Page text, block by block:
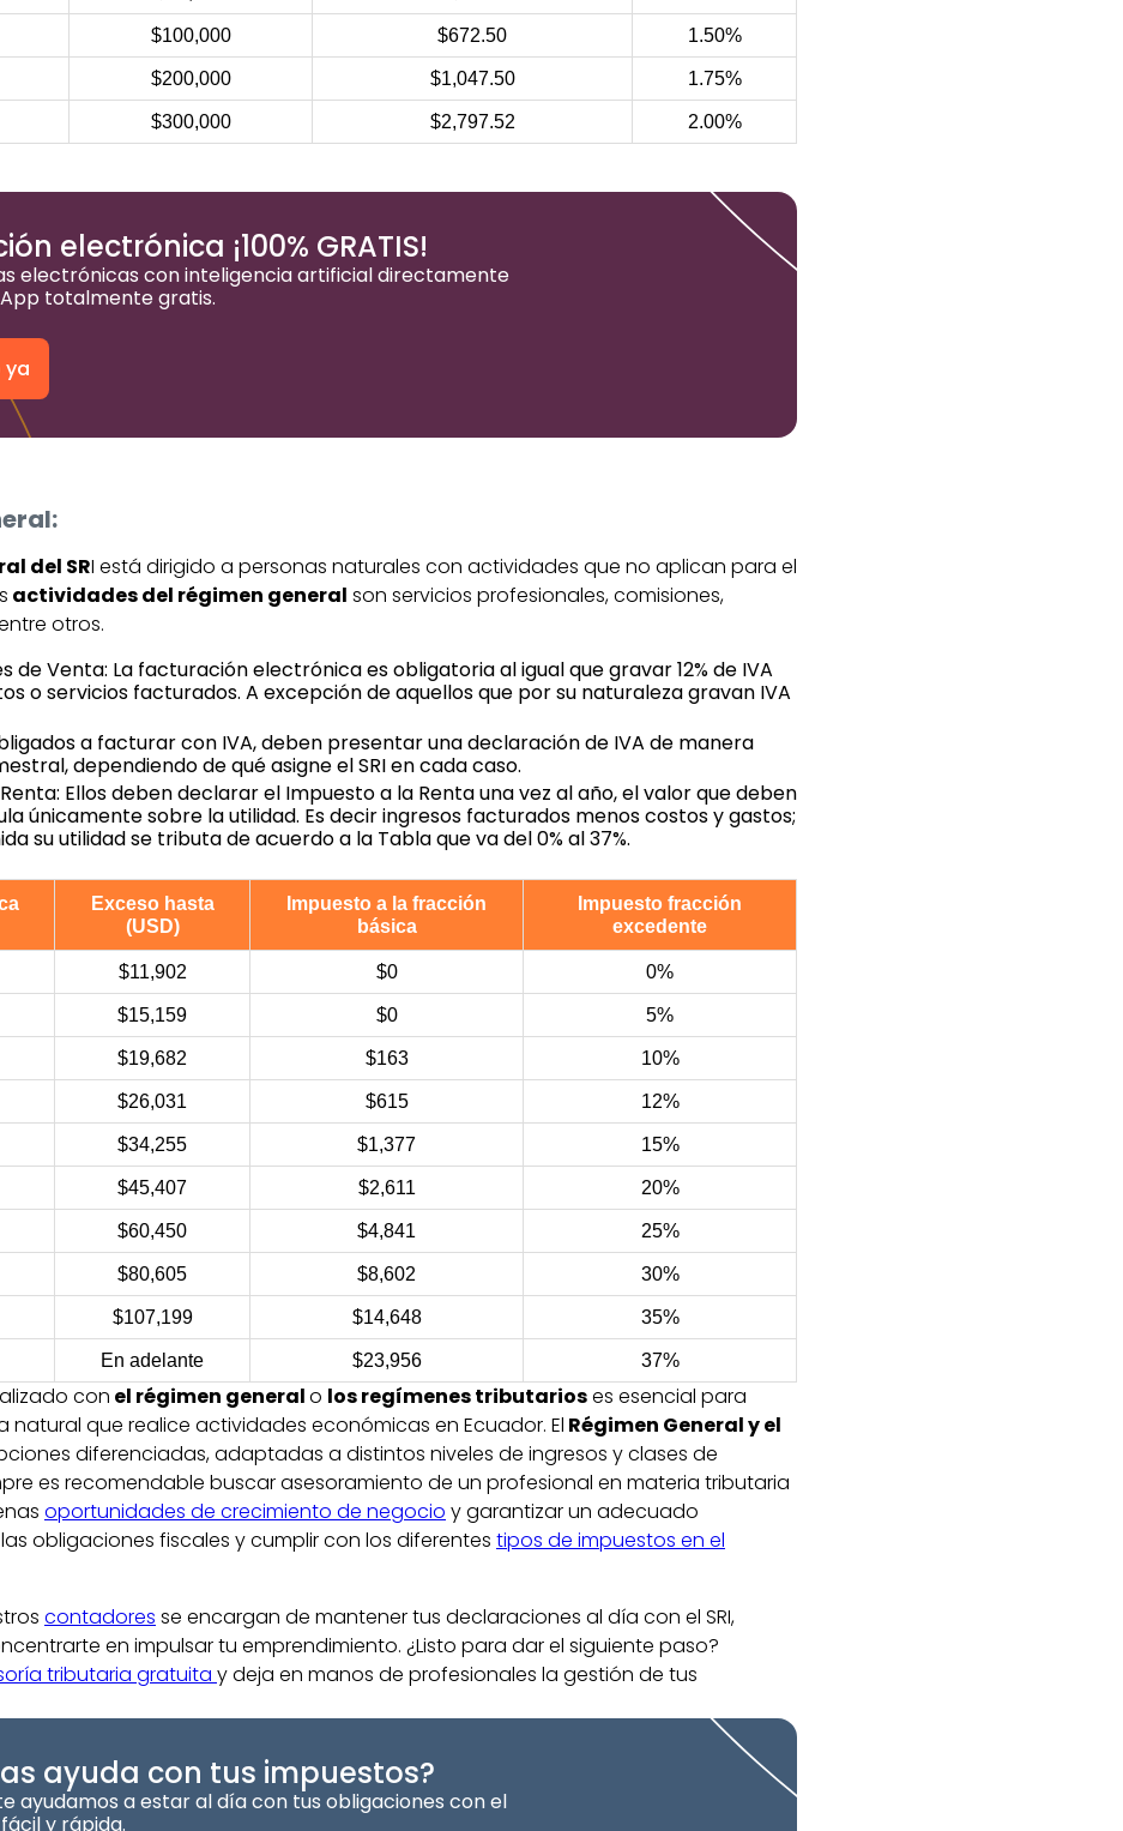
$100,000 $672.50 1.50%
$200,000 $1,047.50 1.75%
$300,000 $2,797.52 2.00%
electrónica ¡100% GRATIS!
electrónicas con inteligencia artificial directamente
totalmente gratis.
ya
del SRI está dirigido a personas naturales con actividades que no aplican para el
actividades del régimen general son servicios profesionales, comisiones,
otros.
de Venta: La facturación electrónica es obligatoria al igual que gravar 12% de IVA
o servicios facturados. A excepción de aquellos que por su naturaleza gravan IVA
a facturar con IVA, deben presentar una declaración de IVA de manera
dependiendo de qué asigne el SRI en cada caso.
Ellos deben declarar el Impuesto a la Renta una vez al año, el valor que deben
únicamente sobre la utilidad. Es decir ingresos facturados menos costos y gastos;
su utilidad se tributa de acuerdo a la Tabla que va del 0% al 37%.
Exceso hasta
(USD)
Impuesto a la fracción
básica
Impuesto fracción
excedente
$11,902 $0 0%
$15,159 $0 5%
$19,682 $163 10%
$26,031 $615 12%
$34,255 $1,377 15%
$45,407 $2,611 20%
$60,450 $4,841 25%
$80,605 $8,602 30%
$107,199 $14,648 35%
En adelante $23,956 37%
con el régimen generalo los regímenes tributarioses esencial para
natural que realice actividades económicas en Ecuador. El Régimen General y el
diferenciadas, adaptadas a distintos niveles de ingresos y clases de
es recomendable buscar asesoramiento de un profesional en materia tributaria
oportunidades de crecimiento de negocio y garantizar un adecuado
obligaciones fiscales y cumplir con los diferentes tipos de impuestos en el
contadores se encargan de mantener tus declaraciones al día con el SRI,
en impulsar tu emprendimiento. ¿Listo para dar el siguiente paso?
tributaria gratuita y deja en manos de profesionales la gestión de tus
ayuda con tus impuestos?
ayudamos a estar al día con tus obligaciones con el
y rápida.